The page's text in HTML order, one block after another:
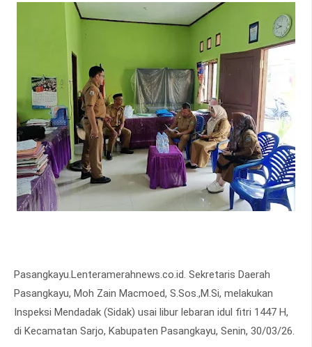
Pasangkayu.Lenteramerahnews.co.id. Sekretaris Daerah
Pasangkayu, Moh Zain Macmoed, S.Sos.,M.Si, melakukan
Inspeksi Mendadak (Sidak) usai libur lebaran idul fitri 1447 H,
di Kecamatan Sarjo, Kabupaten Pasangkayu, Senin, 30/03/26.